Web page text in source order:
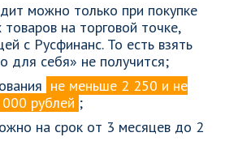
можно только при покупке
на торговой точке,
с Русфинанс. То есть взять
для себя» не получится;
не меньше 2 250 и не
рублей ;
на срок от 3 месяцев до 2